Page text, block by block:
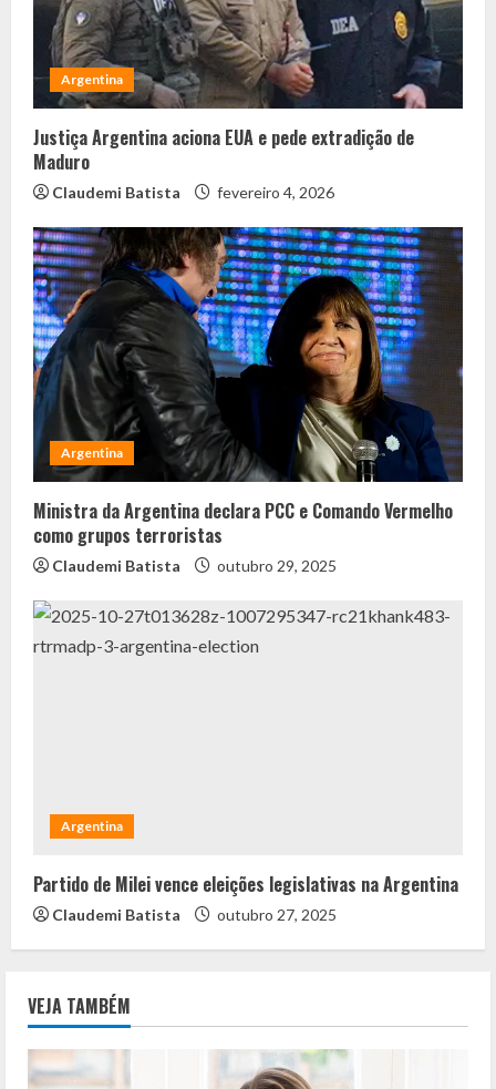
Argentina
Justiça Argentina aciona EUA e pede extradição de
Maduro
Claudemi Batista fevereiro 4, 2026
Argentina
Ministra da Argentina declara PCC e Comando Vermelho
como grupos terroristas
Claudemi Batista outubro 29, 2025
Argentina
Partido de Milei vence eleições legislativas na Argentina
Claudemi Batista outubro 27, 2025
VEJA TAMBÉM